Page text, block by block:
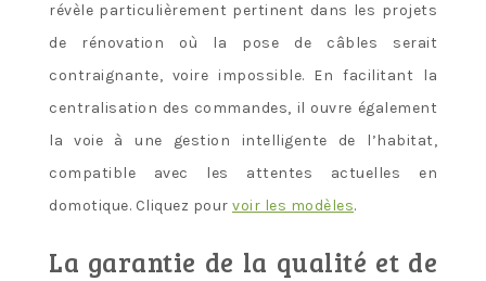
révèle particulièrement pertinent dans les projets
de rénovation où la pose de câbles serait
contraignante, voire impossible. En facilitant la
centralisation des commandes, il ouvre également
la voie à une gestion intelligente de l’habitat,
compatible avec les attentes actuelles en
domotique. Cliquez pour voir les modèles.
La garantie de la qualité et de